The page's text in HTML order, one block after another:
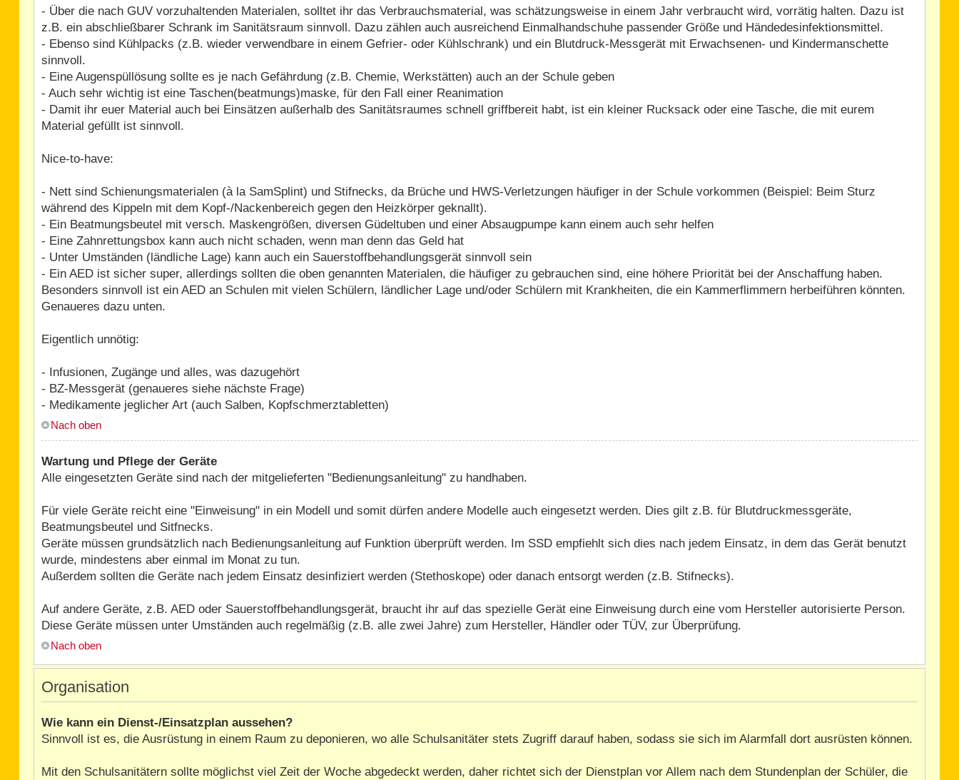
- Über die nach GUV vorzuhaltenden Materialen, solltet ihr das Verbrauchsmaterial, was schätzungsweise in einem Jahr verbraucht wird, vorrätig halten. Dazu ist
z.B. ein abschließbarer Schrank im Sanitätsraum sinnvoll. Dazu zählen auch ausreichend Einmalhandschuhe passender Größe und Händedesinfektionsmittel.
- Ebenso sind Kühlpacks (z.B. wieder verwendbare in einem Gefrier- oder Kühlschrank) und ein Blutdruck-Messgerät mit Erwachsenen- und Kindermanschette
sinnvoll.
- Eine Augenspüllösung sollte es je nach Gefährdung (z.B. Chemie, Werkstätten) auch an der Schule geben
- Auch sehr wichtig ist eine Taschen(beatmungs)maske, für den Fall einer Reanimation
- Damit ihr euer Material auch bei Einsätzen außerhalb des Sanitätsraumes schnell griffbereit habt, ist ein kleiner Rucksack oder eine Tasche, die mit eurem
Material gefüllt ist sinnvoll.
Nice-to-have:
- Nett sind Schienungsmaterialen (à la SamSplint) und Stifnecks, da Brüche und HWS-Verletzungen häufiger in der Schule vorkommen (Beispiel: Beim Sturz
während des Kippeln mit dem Kopf-/Nackenbereich gegen den Heizkörper geknallt).
- Ein Beatmungsbeutel mit versch. Maskengrößen, diversen Güdeltuben und einer Absaugpumpe kann einem auch sehr helfen
- Eine Zahnrettungsbox kann auch nicht schaden, wenn man denn das Geld hat
- Unter Umständen (ländliche Lage) kann auch ein Sauerstoffbehandlungsgerät sinnvoll sein
- Ein AED ist sicher super, allerdings sollten die oben genannten Materialen, die häufiger zu gebrauchen sind, eine höhere Priorität bei der Anschaffung haben.
Besonders sinnvoll ist ein AED an Schulen mit vielen Schülern, ländlicher Lage und/oder Schülern mit Krankheiten, die ein Kammerflimmern herbeiführen könnten.
Genaueres dazu unten.
Eigentlich unnötig:
- Infusionen, Zugänge und alles, was dazugehört
- BZ-Messgerät (genaueres siehe nächste Frage)
- Medikamente jeglicher Art (auch Salben, Kopfschmerztabletten)
Nach oben
Wartung und Pflege der Geräte
Alle eingesetzten Geräte sind nach der mitgelieferten "Bedienungsanleitung" zu handhaben.
Für viele Geräte reicht eine "Einweisung" in ein Modell und somit dürfen andere Modelle auch eingesetzt werden. Dies gilt z.B. für Blutdruckmessgeräte,
Beatmungsbeutel und Sitfnecks.
Geräte müssen grundsätzlich nach Bedienungsanleitung auf Funktion überprüft werden. Im SSD empfiehlt sich dies nach jedem Einsatz, in dem das Gerät benutzt
wurde, mindestens aber einmal im Monat zu tun.
Außerdem sollten die Geräte nach jedem Einsatz desinfiziert werden (Stethoskope) oder danach entsorgt werden (z.B. Stifnecks).
Auf andere Geräte, z.B. AED oder Sauerstoffbehandlungsgerät, braucht ihr auf das spezielle Gerät eine Einweisung durch eine vom Hersteller autorisierte Person.
Diese Geräte müssen unter Umständen auch regelmäßig (z.B. alle zwei Jahre) zum Hersteller, Händler oder TÜV, zur Überprüfung.
Nach oben
Organisation
Wie kann ein Dienst-/Einsatzplan aussehen?
Sinnvoll ist es, die Ausrüstung in einem Raum zu deponieren, wo alle Schulsanitäter stets Zugriff darauf haben, sodass sie sich im Alarmfall dort ausrüsten können.
Mit den Schulsanitätern sollte möglichst viel Zeit der Woche abgedeckt werden, daher richtet sich der Dienstplan vor Allem nach dem Stundenplan der Schüler, die